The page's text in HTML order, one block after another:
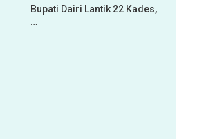
Bupati Dairi Lantik 22 Kades,
…